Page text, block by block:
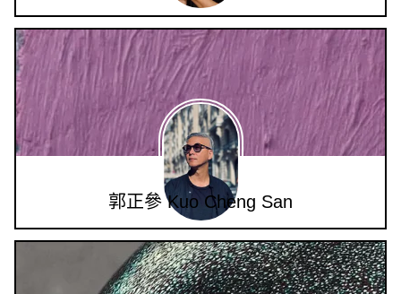
郭正參 Kuo Cheng San